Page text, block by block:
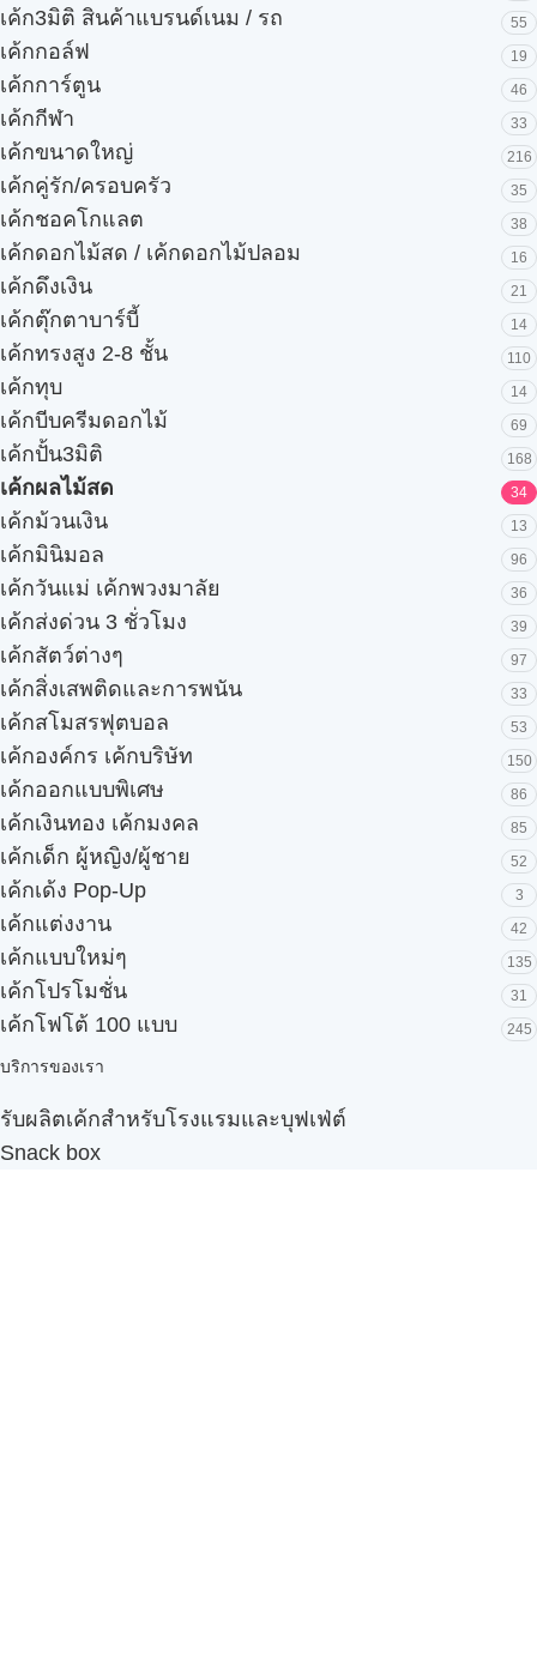
เค้ก3มิติ สินค้าแบรนด์เนม / รถ 55
เค้กกอล์ฟ 19
เค้กการ์ตูน 46
เค้กกีฬา 33
เค้กขนาดใหญ่ 216
เค้กคู่รัก/ครอบครัว 35
เค้กชอคโกแลต 38
เค้กดอกไม้สด / เค้กดอกไม้ปลอม 16
เค้กดึงเงิน 21
เค้กตุ๊กตาบาร์บี้ 14
เค้กทรงสูง 2-8 ชั้น 110
เค้กทุบ 14
เค้กบีบครีมดอกไม้ 69
เค้กปั้น3มิติ 168
เค้กผลไม้สด 34
เค้กม้วนเงิน 13
เค้กมินิมอล 96
เค้กวันแม่ เค้กพวงมาลัย 36
เค้กส่งด่วน 3 ชั่วโมง 39
เค้กสัตว์ต่างๆ 97
เค้กสิ่งเสพติดและการพนัน 33
เค้กสโมสรฟุตบอล 53
เค้กองค์กร เค้กบริษัท 150
เค้กออกแบบพิเศษ 86
เค้กเงินทอง เค้กมงคล 85
เค้กเด็ก ผู้หญิง/ผู้ชาย 52
เค้กเด้ง Pop-Up 3
เค้กแต่งงาน 42
เค้กแบบใหม่ๆ 135
เค้กโปรโมชั่น 31
เค้กโฟโต้ 100 แบบ 245
บริการของเรา
รับผลิตเค้กสำหรับโรงแรมและบุฟเฟ่ต์
Snack box